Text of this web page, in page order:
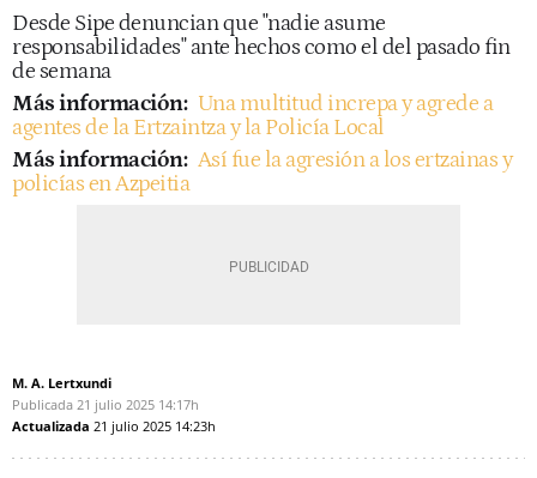
Desde Sipe denuncian que "nadie asume
responsabilidades" ante hechos como el del pasado fin
de semana
Más información: Una multitud increpa y agrede a
agentes de la Ertzaintza y la Policía Local
Más información: Así fue la agresión a los ertzainas y
policías en Azpeitia
M. A. Lertxundi
Publicada 21 julio 2025 14:17h
Actualizada 21 julio 2025 14:23h